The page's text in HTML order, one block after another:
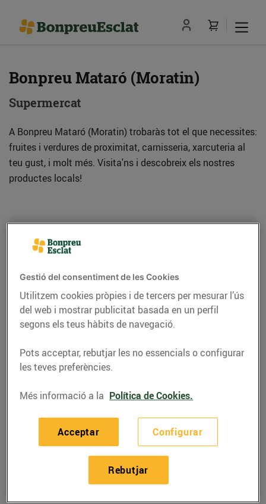
Bonpreu Mataró (Moratin)
Supermercat
A Bonpreu Mataró (Moratin) trobaràs tot el que necessites:
fruites i verdures de proximitat, carnisseria, xarcuteria al
teu gust, i molt més. Visita'ns i descobreix els nostres
productes locals!
C. Moratin, 38-40 (08302) Mataró
Telèfon
93 793 64 10
Trucar-hi
Horaris Bonpreu Mataró
08/08/2026 Dissabte 09:00-21:30
Diumenge
Dilluns
Gestió del consentiment de les Cookies
Utilitzem cookies pròpies i de tercers per mesurar l’ús
del web i mostrar publicitat basada en un perfil
segons els teus hàbits de navegació.
Pots acceptar, rebutjar les no essencials o configurar
les teves preferències.
Més informació a la Política de Cookies.
Configurar
Rebutjar
Acceptar